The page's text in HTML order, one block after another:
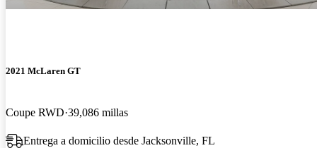
2021 McLaren GT
Coupe RWD 39,086 millas
Entrega a domicilio desde Jacksonville, FL